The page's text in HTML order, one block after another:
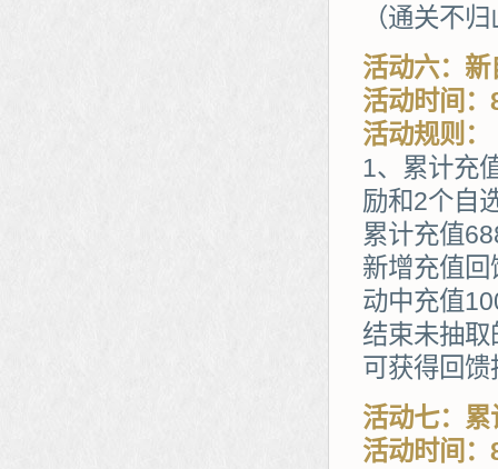
（通关不
活动六：
活动时间
活动规则：
1、累计充
励和2个自
累计充值
新增充值
动中充值
结束未抽
可获得回馈
活动七：累
活动时间